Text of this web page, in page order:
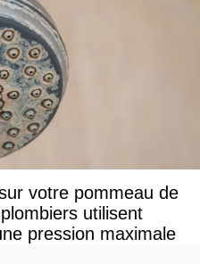
votre pommeau de
utilisent
pression maximale